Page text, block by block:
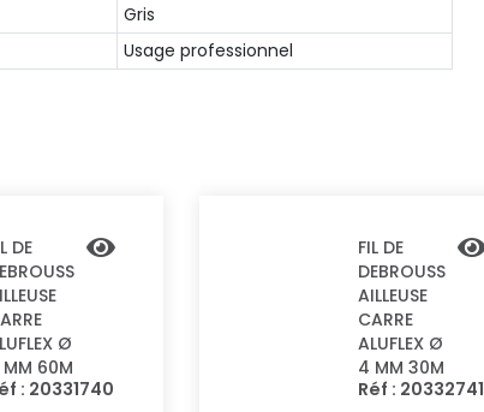
Gris
Usage professionnel
DE
Ø
60M
: 20331740
FIL DE
DEBROUSS
AILLEUSE
CARRE
ALUFLEX Ø
4 MM 30M
Réf : 20332741